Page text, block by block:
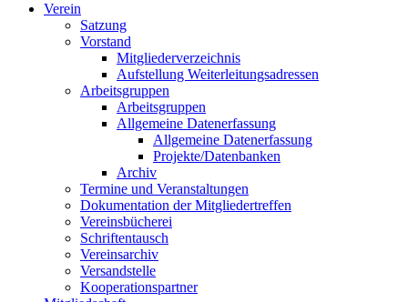
Verein
Satzung
Vorstand
Mitgliederverzeichnis
Aufstellung Weiterleitungsadressen
Arbeitsgruppen
Arbeitsgruppen
Allgemeine Datenerfassung
Allgemeine Datenerfassung
Projekte/Datenbanken
Archiv
Termine und Veranstaltungen
Dokumentation der Mitgliedertreffen
Vereinsbücherei
Schriftentausch
Vereinsarchiv
Versandstelle
Kooperationspartner